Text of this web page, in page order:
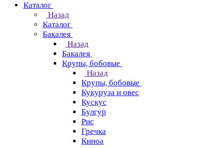
Каталог
Назад
Каталог
Бакалея
Назад
Бакалея
Крупы, бобовые
Назад
Крупы, бобовые
Кукуруза и овес
Кускус
Булгур
Рис
Гречка
Киноа